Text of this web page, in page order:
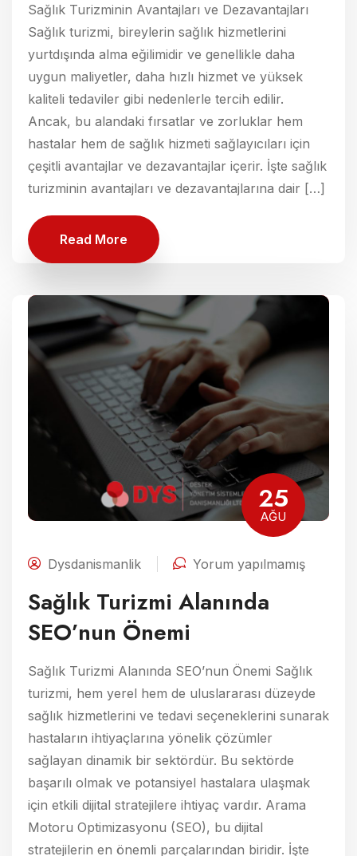
Sağlık Turizminin Avantajları ve Dezavantajları
Sağlık turizmi, bireylerin sağlık hizmetlerini
yurtdışında alma eğilimidir ve genellikle daha
uygun maliyetler, daha hızlı hizmet ve yüksek
kaliteli tedaviler gibi nedenlerle tercih edilir.
Ancak, bu alandaki fırsatlar ve zorluklar hem
hastalar hem de sağlık hizmeti sağlayıcıları için
çeşitli avantajlar ve dezavantajlar içerir. İşte sağlık
turizminin avantajları ve dezavantajlarına dair […]
Read More
25
AĞU
Dysdanismanlik Yorum yapılmamış
Sağlık Turizmi Alanında
SEO’nun Önemi
Sağlık Turizmi Alanında SEO’nun Önemi Sağlık
turizmi, hem yerel hem de uluslararası düzeyde
sağlık hizmetlerini ve tedavi seçeneklerini sunarak
hastaların ihtiyaçlarına yönelik çözümler
sağlayan dinamik bir sektördür. Bu sektörde
başarılı olmak ve potansiyel hastalara ulaşmak
için etkili dijital stratejilere ihtiyaç vardır. Arama
Motoru Optimizasyonu (SEO), bu dijital
stratejilerin en önemli parçalarından biridir. İşte